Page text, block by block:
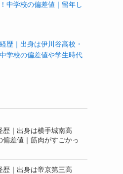
中学校の偏差値｜留年し
歴｜出身は伊川谷高校・
学校の偏差値や学生時代
歴｜出身は横手城南高
差値｜筋肉がすごかっ
歴｜出身は帝京第三高